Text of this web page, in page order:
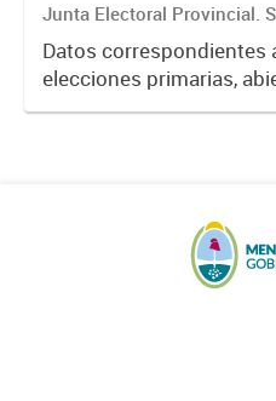
Junta Electoral Provincial.
Corte de Justicia. Poder
Mendoza.
Datos correspondientes
elecciones primarias,
simultáneas y